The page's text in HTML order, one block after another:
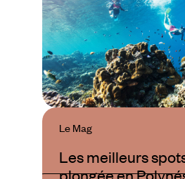
Le Mag
Les meilleurs